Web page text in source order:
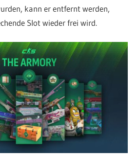
kann er entfernt werden,
Slot wieder frei wird.